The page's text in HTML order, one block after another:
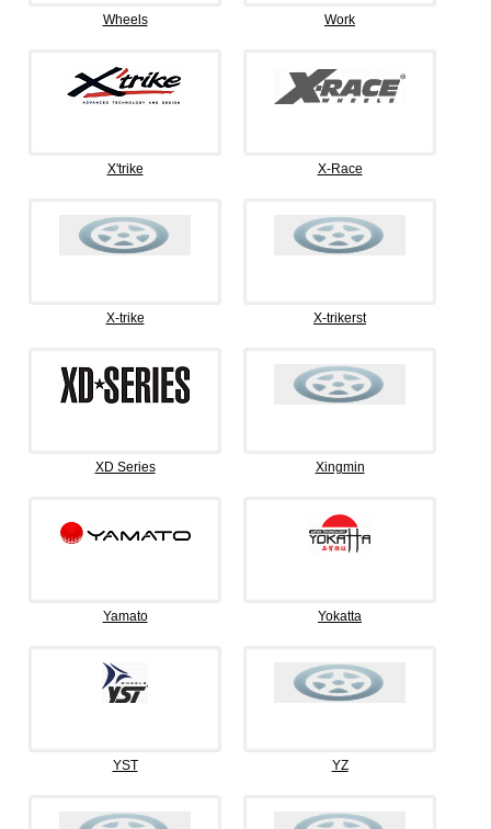
Wheels Work
X'trike X-Race
X-trike X-trikerst
XD Series Xingmin
Yamato Yokatta
YST YZ